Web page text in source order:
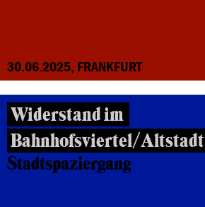
30.06.2025, FRANKFURT
Widerstand im
Bahnhofsviertel/Altstadt
Stadtspaziergang